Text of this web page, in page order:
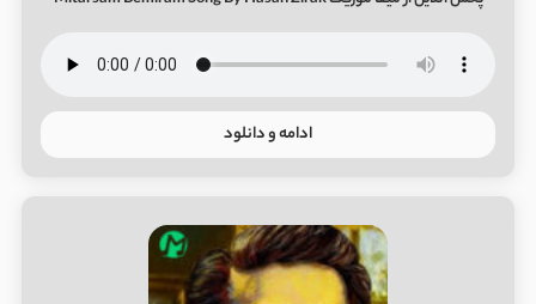
ادامه و دانلود